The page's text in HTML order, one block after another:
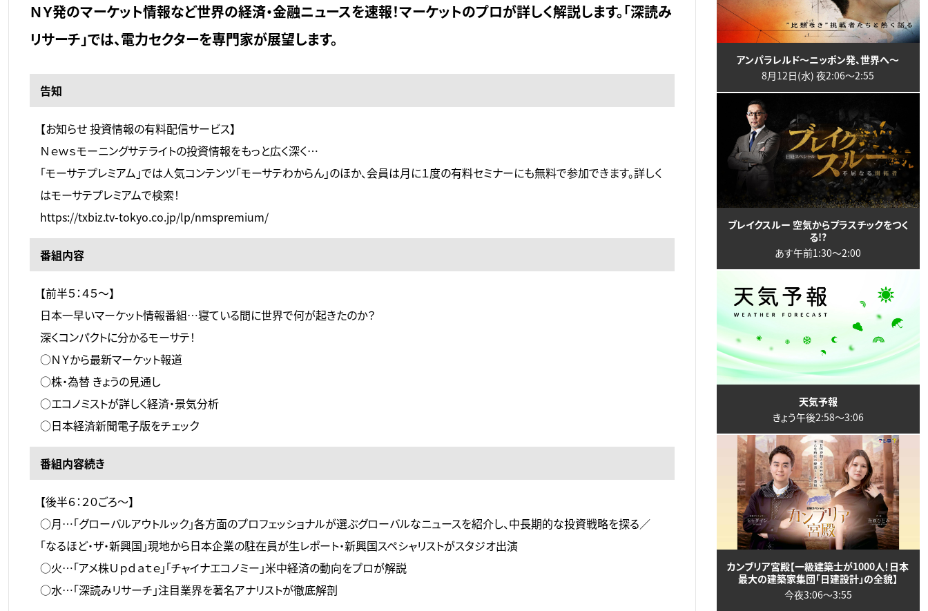
ＮＹ発のマーケット情報など世界の経済・金融ニュースを速報！マーケットのプロが詳しく解説します。「深読み
リサーチ」では、電力セクターを専門家が展望します。
告知
【お知らせ 投資情報の有料配信サービス】
Ｎｅｗｓモーニングサテライトの投資情報をもっと広く深く…
「モーサテプレミアム」では人気コンテンツ「モーサテわからん」のほか、会員は月に１度の有料セミナーにも無料で参加できます。詳しく
はモーサテプレミアムで検索！
https://txbiz.tv-tokyo.co.jp/lp/nmspremium/
番組内容
【前半５：４５～】
日本一早いマーケット情報番組…寝ている間に世界で何が起きたのか？
深くコンパクトに分かるモーサテ！
○ＮＹから最新マーケット報道
○株・為替 きょうの見通し
○エコノミストが詳しく経済・景気分析
○日本経済新聞電子版をチェック
番組内容続き
【後半６：２０ごろ～】
○月…「グローバルアウトルック」各方面のプロフェッショナルが選ぶグローバルなニュースを紹介し、中長期的な投資戦略を探る／
「なるほど・ザ・新興国」現地から日本企業の駐在員が生レポート・新興国スペシャリストがスタジオ出演
○火…「アメ株Ｕｐｄａｔｅ」「チャイナエコノミー」米中経済の動向をプロが解説
○水…「深読みリサーチ」注目業界を著名アナリストが徹底解剖
アンパラレルド～ニッポン発、世界へ～
8月12日(水) 夜2:06〜2:55
ブレイクスルー 空気からプラスチックをつく
る!?
あす午前1:30〜2:00
天気予報
きょう午後2:58〜3:06
カンブリア宮殿【一級建築士が1000人！日本
最大の建築家集団「日建設計」の全貌】
今夜3:06〜3:55